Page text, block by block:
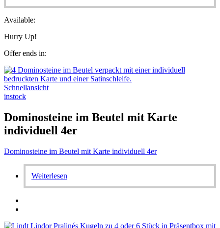
Available:
Hurry Up!
Offer ends in:
Schnellansicht
instock
Dominosteine im Beutel mit Karte
individuell 4er
Dominosteine im Beutel mit Karte individuell 4er
Weiterlesen